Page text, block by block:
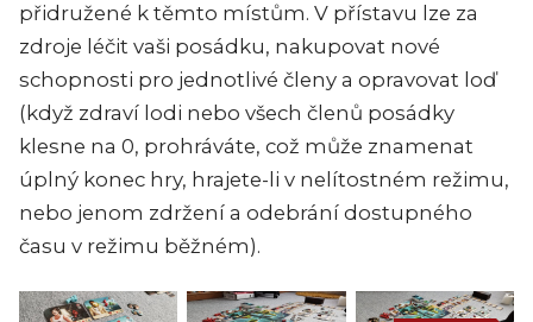
přidružené k těmto místům. V přístavu lze za
zdroje léčit vaši posádku, nakupovat nové
schopnosti pro jednotlivé členy a opravovat loď
(když zdraví lodi nebo všech členů posádky
klesne na 0, prohráváte, což může znamenat
úplný konec hry, hrajete-li v nelítostném režimu,
nebo jenom zdržení a odebrání dostupného
času v režimu běžném).